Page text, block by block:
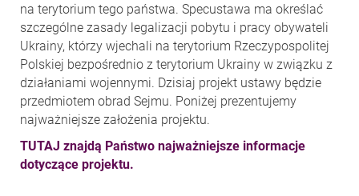
na terytorium tego państwa. Specustawa ma określać
szczególne zasady legalizacji pobytu i pracy obywateli
Ukrainy, którzy wjechali na terytorium Rzeczypospolitej
Polskiej bezpośrednio z terytorium Ukrainy w związku z
działaniami wojennymi. Dzisiaj projekt ustawy będzie
przedmiotem obrad Sejmu. Poniżej prezentujemy
najważniejsze założenia projektu.
TUTAJ znajdą Państwo najważniejsze informacje
dotyczące projektu.